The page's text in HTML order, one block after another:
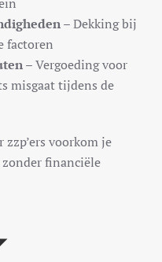
– Dekking bij
factoren
– Vergoeding voor
misgaat tijdens de
voorkom je
financiële